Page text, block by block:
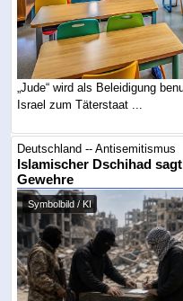
„Jude“ wird als Beleidigung
Israel zum Täterstaat ...
Deutschland -- Antisemitismus
Islamischer Dschihad
Gewehre
Symbolbild / KI